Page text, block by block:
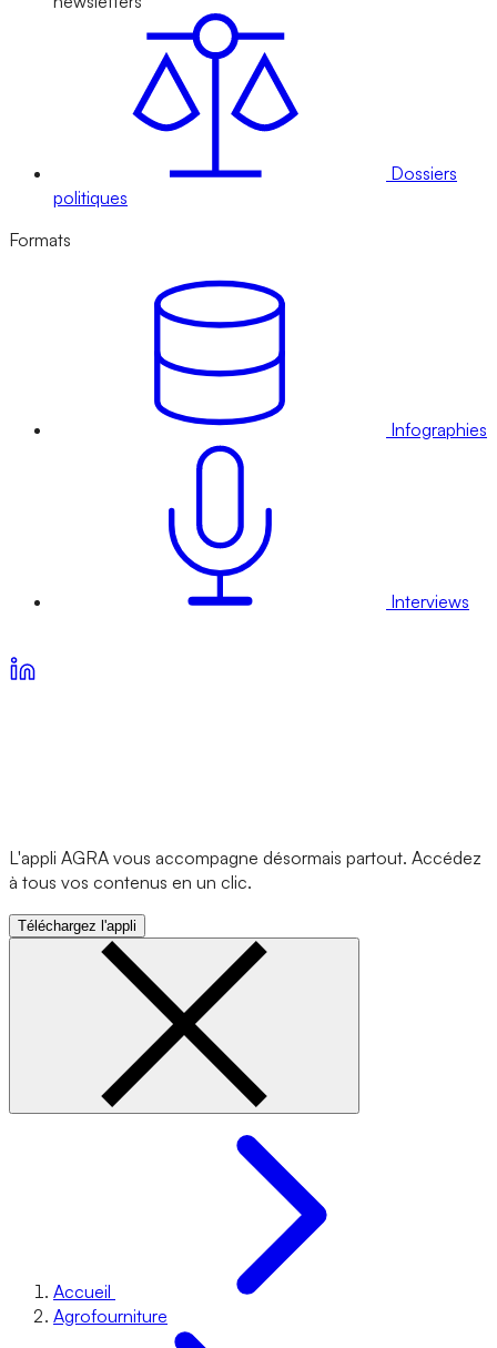
Dossiers
politiques
Formats
Infographies
Interviews
L'appli AGRA vous accompagne désormais partout. Accédez
à tous vos contenus en un clic.
Téléchargez l'appli
Accueil
Agrofourniture